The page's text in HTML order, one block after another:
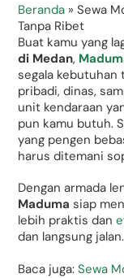
Beranda »Sewa
Tanpa Ribet
Buat kamu yang
di Medan,
segala kebutuhan
pribadi, dinas,
unit kendaraan
pun kamu butuh.
yang pengen
harus ditemani
Dengan armada
Madumasiap
lebih praktis dan
dan langsung jalan.
Baca juga:Sewa